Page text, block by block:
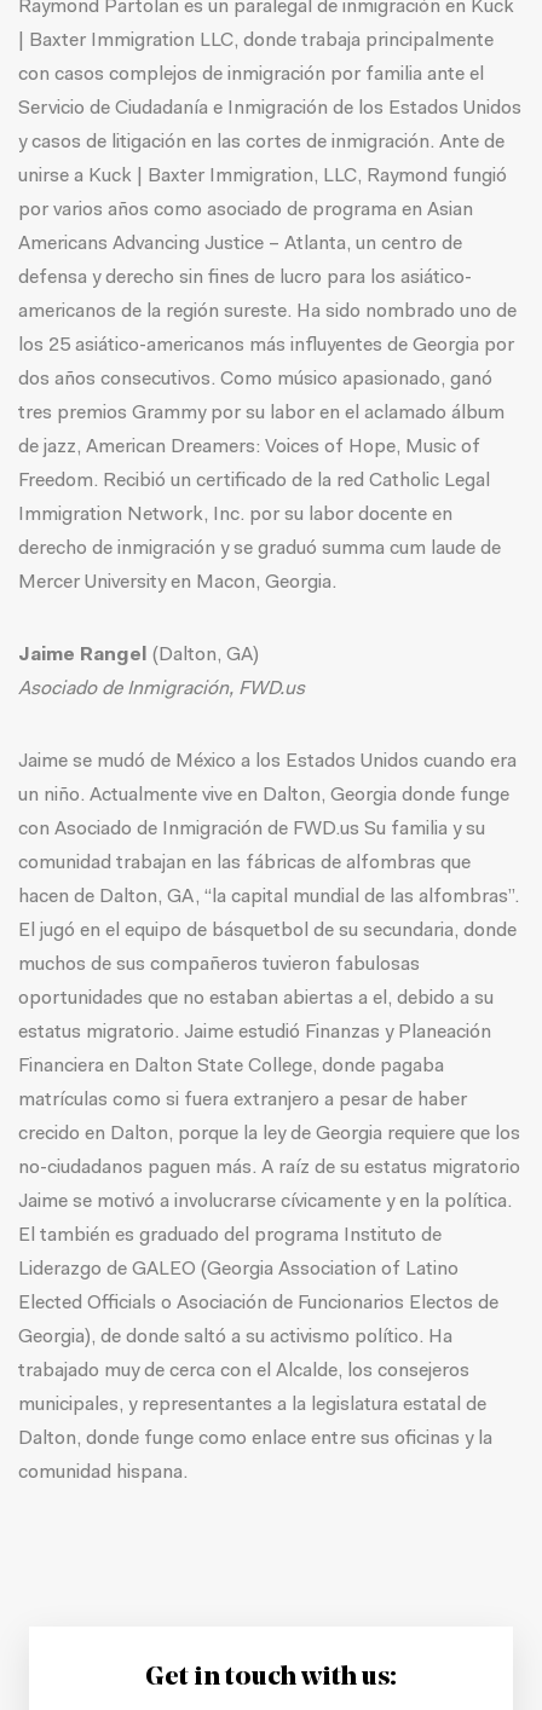
Raymond Partolan es un paralegal de inmigración en Kuck
| Baxter Immigration LLC, donde trabaja principalmente
con casos complejos de inmigración por familia ante el
Servicio de Ciudadanía e Inmigración de los Estados Unidos
y casos de litigación en las cortes de inmigración. Ante de
unirse a Kuck | Baxter Immigration, LLC, Raymond fungió
por varios años como asociado de programa en Asian
Americans Advancing Justice – Atlanta, un centro de
defensa y derecho sin fines de lucro para los asiático-
americanos de la región sureste. Ha sido nombrado uno de
los 25 asiático-americanos más influyentes de Georgia por
dos años consecutivos. Como músico apasionado, ganó
tres premios Grammy por su labor en el aclamado álbum
de jazz, American Dreamers: Voices of Hope, Music of
Freedom. Recibió un certificado de la red Catholic Legal
Immigration Network, Inc. por su labor docente en
derecho de inmigración y se graduó summa cum laude de
Mercer University en Macon, Georgia.
Jaime Rangel
(Dalton, GA)
Asociado de Inmigración, FWD.us
Jaime se mudó de México a los Estados Unidos cuando era
un niño. Actualmente vive en Dalton, Georgia donde funge
con Asociado de Inmigración de FWD.us Su familia y su
comunidad trabajan en las fábricas de alfombras que
hacen de Dalton, GA, “la capital mundial de las alfombras”.
El jugó en el equipo de básquetbol de su secundaria, donde
muchos de sus compañeros tuvieron fabulosas
oportunidades que no estaban abiertas a el, debido a su
estatus migratorio. Jaime estudió Finanzas y Planeación
Financiera en Dalton State College, donde pagaba
matrículas como si fuera extranjero a pesar de haber
crecido en Dalton, porque la ley de Georgia requiere que los
no-ciudadanos paguen más. A raíz de su estatus migratorio
Jaime se motivó a involucrarse cívicamente y en la política.
El también es graduado del programa Instituto de
Liderazgo de GALEO (Georgia Association of Latino
Elected Officials o Asociación de Funcionarios Electos de
Georgia), de donde saltó a su activismo político. Ha
trabajado muy de cerca con el Alcalde, los consejeros
municipales, y representantes a la legislatura estatal de
Dalton, donde funge como enlace entre sus oficinas y la
comunidad hispana.
Get in touch with us: